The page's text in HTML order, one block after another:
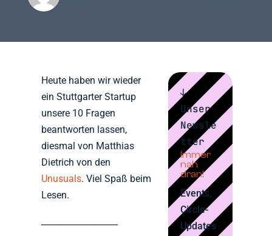
Heute haben wir wieder
ein Stuttgarter Startup
unsere 10 Fragen
beantworten lassen,
diesmal von Matthias
Dietrich von den
Unusuals. Viel Spaß beim
Lesen.
↓
Unser
Newsle
tter
Immer
nah
dran!
Events,
Circle-
Updates